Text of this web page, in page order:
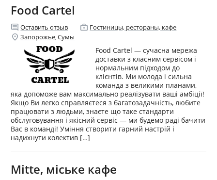
Food Cartel
comment Оставить отзыв enterprise Гостиницы, рестораны, кафе
location_on Запорожье ,Сумы
Food Cartel — сучасна мережа
доставки з класним сервісом і
нормальним підходом до
клієнтів. Ми молода і сильна
команда з великими планами,
яка допоможе вам максимально реалізувати ваші амбіції!
Якщо Ви легко справляєтеся з багатозадачність, любите
працювати з людьми, знаєте що таке стандарти
обслуговування і якісний сервіс — ми будемо раді бачити
Вас в команді! Уміння створити гарний настрій і
надихнути колектив […]
Mitte, міське кафе